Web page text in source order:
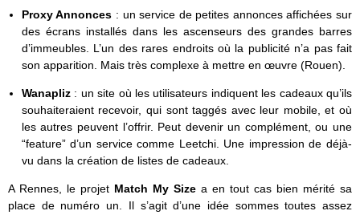
Proxy Annonces : un service de petites annonces affichées sur
des écrans installés dans les ascenseurs des grandes barres
d’immeubles. L’un des rares endroits où la publicité n’a pas fait
son apparition. Mais très complexe à mettre en œuvre (Rouen).
Wanapliz: un site où les utilisateurs indiquent les cadeaux qu’ils
souhaiteraient recevoir, qui sont taggés avec leur mobile, et où
les autres peuvent l’offrir. Peut devenir un complément, ou une
“feature” d’un service comme Leetchi. Une impression de déjà-
vu dans la création de listes de cadeaux.
A Rennes, le projet Match My Size a en tout cas bien mérité sa
place de numéro un. Il s’agit d’une idée sommes toutes assez